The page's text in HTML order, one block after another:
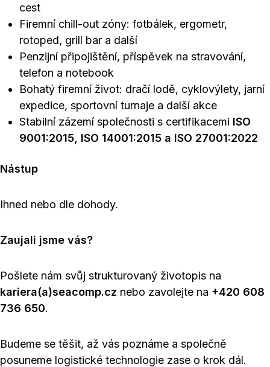
cest
Firemní chill-out zóny: fotbálek, ergometr,
rotoped, grill bar a další
Penzijní připojištění, příspěvek na stravování,
telefon a notebook
Bohatý firemní život: dračí lodě, cyklovýlety, jarní
expedice, sportovní turnaje a další akce
Stabilní zázemí společnosti s certifikacemi ISO
9001:2015, ISO 14001:2015 a ISO 27001:2022
Nástup
Ihned nebo dle dohody.
Zaujali jsme vás?
Pošlete nám svůj strukturovaný životopis na
kariera(a)seacomp.cz nebo zavolejte na +420 608
736 650.
Budeme se těšit, až vás poznáme a společně
posuneme logistické technologie zase o krok dál.